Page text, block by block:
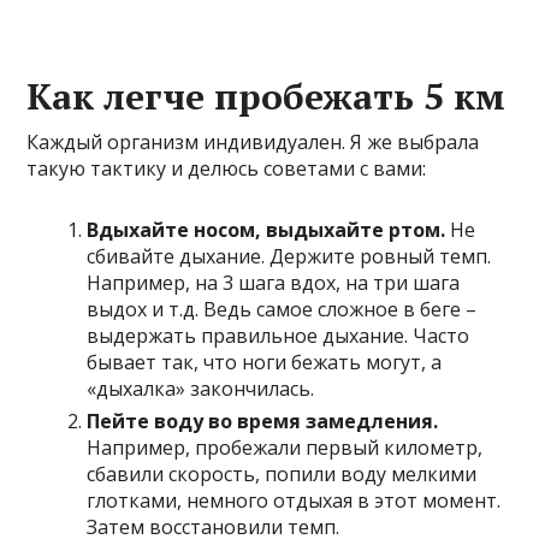
Как легче пробежать 5 км
Каждый организм индивидуален. Я же выбрала
такую тактику и делюсь советами с вами:
Вдыхайте носом, выдыхайте ртом. Не
сбивайте дыхание. Держите ровный темп.
Например, на 3 шага вдох, на три шага
выдох и т.д. Ведь самое сложное в беге –
выдержать правильное дыхание. Часто
бывает так, что ноги бежать могут, а
«дыхалка» закончилась.
Пейте воду во время замедления.
Например, пробежали первый километр,
сбавили скорость, попили воду мелкими
глотками, немного отдыхая в этот момент.
Затем восстановили темп.